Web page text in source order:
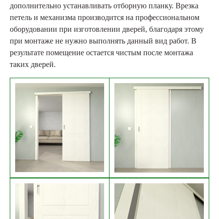
дополнительно устанавливать отборную планку. Врезка
петель и механизма производится на профессиональном
оборудовании при изготовлении дверей, благодаря этому
при монтаже не нужно выполнять данный вид работ. В
результате помещение остается чистым после монтажа
таких дверей.